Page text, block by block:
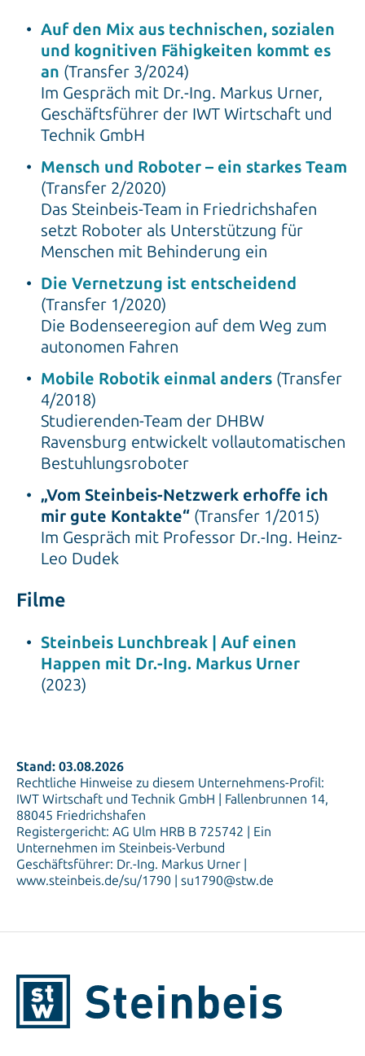
Auf den Mix aus technischen, sozialen
und kognitiven Fähigkeiten kommt es
an (Transfer 3/2024)
Im Gespräch mit Dr.-Ing. Markus Urner,
Geschäftsführer der IWT Wirtschaft und
Technik GmbH
Mensch und Roboter – ein starkes Team
(Transfer 2/2020)
Das Steinbeis-Team in Friedrichshafen
setzt Roboter als Unterstützung für
Menschen mit Behinderung ein
Die Vernetzung ist entscheidend
(Transfer 1/2020)
Die Bodenseeregion auf dem Weg zum
autonomen Fahren
Mobile Robotik einmal anders (Transfer
4/2018)
Studierenden-Team der DHBW
Ravensburg entwickelt vollautomatischen
Bestuhlungsroboter
„Vom Steinbeis-Netzwerk erhoffe ich
mir gute Kontakte“ (Transfer 1/2015)
Im Gespräch mit Professor Dr.-Ing. Heinz-
Leo Dudek
Filme
Steinbeis Lunchbreak | Auf einen
Happen mit Dr.-Ing. Markus Urner
(2023)
Stand: 03.08.2026
Rechtliche Hinweise zu diesem Unternehmens-Profil:
IWT Wirtschaft und Technik GmbH | Fallenbrunnen 14,
88045 Friedrichshafen
Registergericht: AG Ulm HRB B 725742 | Ein
Unternehmen im Steinbeis-Verbund
Geschäftsführer: Dr.-Ing. Markus Urner |
www.steinbeis.de/su/1790 | su1790@stw.de